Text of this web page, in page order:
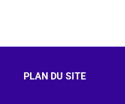
PLAN DU SITE